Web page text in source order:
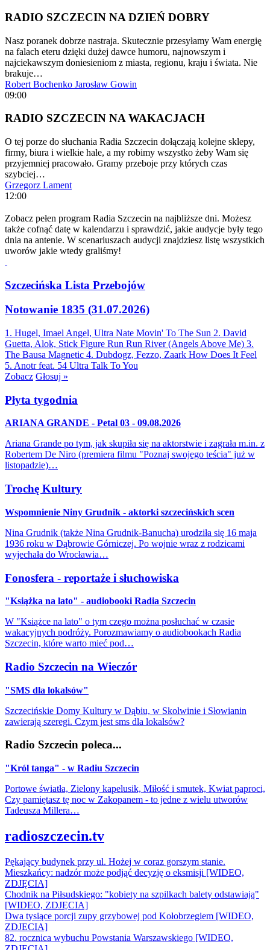
RADIO SZCZECIN NA DZIEŃ DOBRY
Nasz poranek dobrze nastraja. Skutecznie przesyłamy Wam energię
na falach eteru dzięki dużej dawce humoru, najnowszym i
najciekawszym doniesieniom z miasta, regionu, kraju i świata. Nie
brakuje…
Robert Bochenko Jarosław Gowin
09:00
RADIO SZCZECIN NA WAKACJACH
O tej porze do słuchania Radia Szczecin dołączają kolejne sklepy,
firmy, biura i wielkie hale, a my robimy wszystko żeby Wam się
przyjemniej pracowało. Gramy przeboje przy których czas
szybciej…
Grzegorz Lament
12:00
Zobacz pełen program Radia Szczecin na najbliższe dni. Możesz
także cofnąć datę w kalendarzu i sprawdzić, jakie audycje były tego
dnia na antenie. W scenariuszach audycji znajdziesz listę wszystkich
uworów jakie wtedy graliśmy!
Szczecińska Lista Przebojów
Notowanie 1835 (31.07.2026)
1. Hugel, Imael Angel, Ultra Nate Movin' To The Sun 2. David
Guetta, Alok, Stick Figure Run Run River (Angels Above Me) 3.
The Bausa Magnetic 4. Dubdogz, Fezzo, Zaark How Does It Feel
5. Anotr feat. 54 Ultra Talk To You
Zobacz Głosuj »
Płyta tygodnia
ARIANA GRANDE - Petal 03 - 09.08.2026
Ariana Grande po tym, jak skupiła się na aktorstwie i zagrała m.in. z
Robertem De Niro (premiera filmu "Poznaj swojego teścia" już w
listopadzie)…
Trochę Kultury
Wspomnienie Niny Grudnik - aktorki szczecińskich scen
Nina Grudnik (także Nina Grudnik-Banucha) urodziła się 16 maja
1936 roku w Dąbrowie Górniczej. Po wojnie wraz z rodzicami
wyjechała do Wrocławia…
Fonosfera - reportaże i słuchowiska
"Książka na lato" - audiobooki Radia Szczecin
W "Książce na lato" o tym czego można posłuchać w czasie
wakacyjnych podróży. Porozmawiamy o audiobookach Radia
Szczecin, które warto mieć pod…
Radio Szczecin na Wieczór
"SMS dla lokalsów"
Szczecińskie Domy Kultury w Dąbiu, w Skolwinie i Słowianin
zawierają szeregi. Czym jest sms dla lokalsów?
Radio Szczecin poleca...
"Król tanga" - w Radiu Szczecin
Portowe światła, Zielony kapelusik, Miłość i smutek, Kwiat paproci,
Czy pamiętasz tę noc w Zakopanem - to jedne z wielu utworów
Tadeusza Millera…
radioszczecin.tv
Pękający budynek przy ul. Hożej w coraz gorszym stanie.
Mieszkańcy: nadzór może podjąć decyzję o eksmisji [WIDEO,
ZDJĘCIA]
Chodnik na Piłsudskiego: "kobiety na szpilkach balety odstawiają"
[WIDEO, ZDJĘCIA]
Dwa tysiące porcji zupy grzybowej pod Kołobrzegiem [WIDEO,
ZDJECIA]
82. rocznica wybuchu Powstania Warszawskiego [WIDEO,